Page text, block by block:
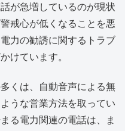
が急増しているのが現状
戒心が低くなることを悪
力の勧誘に関するトラブ
けています。
くは、自動音声による無
うな営業方法を取ってい
る電力関連の電話は、ま